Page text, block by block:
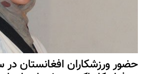
حضور ورزشکاران افغانستان در